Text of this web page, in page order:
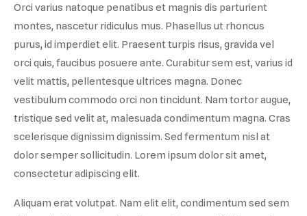
Orci varius natoque penatibus et magnis dis parturient
montes, nascetur ridiculus mus. Phasellus ut rhoncus
purus, id imperdiet elit. Praesent turpis risus, gravida vel
orci quis, faucibus posuere ante. Curabitur sem est, varius id
velit mattis, pellentesque ultrices magna. Donec
vestibulum commodo orci non tincidunt. Nam tortor augue,
tristique sed velit at, malesuada condimentum magna. Cras
scelerisque dignissim dignissim. Sed fermentum nisl at
dolor semper sollicitudin. Lorem ipsum dolor sit amet,
consectetur adipiscing elit.
Aliquam erat volutpat. Nam elit elit, condimentum sed sem